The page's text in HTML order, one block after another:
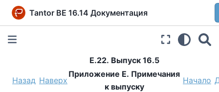
Tantor BE 16.14 Документация
E.22. Выпуск 16.5
Назад Наверх
Приложение E. Примечания
к выпуску
Начало